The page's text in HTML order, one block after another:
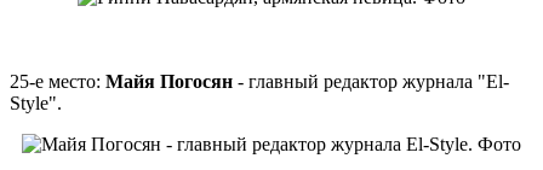
25-е место: Майя Погосян - главный редактор журнала "El-
Style".